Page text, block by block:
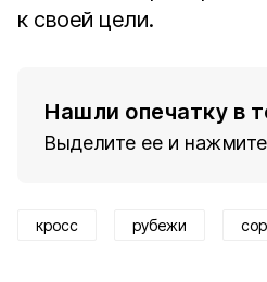
к своей цели.
Нашли опечатку в
Выделите ее и
кросс рубежи